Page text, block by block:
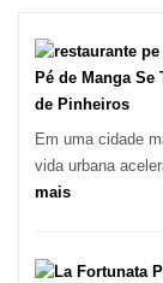
Pé de Manga
de Pinheiros
Em uma cidade
vida urbana
mais:
Manga